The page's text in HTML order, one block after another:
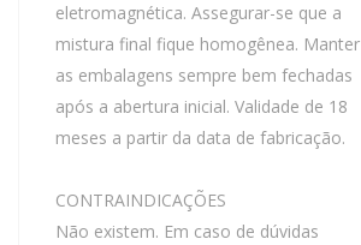
eletromagnética. Assegurar-se que a
mistura final fique homogênea. Manter
as embalagens sempre bem fechadas
após a abertura inicial. Validade de 18
meses a partir da data de fabricação.
CONTRAINDICAÇÕES
Não existem. Em caso de dúvidas